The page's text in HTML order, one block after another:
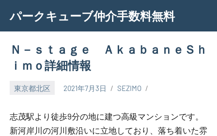
content
パークキューブ仲介手数料無料
Ｎ－ｓｔａｇｅ ＡｋａｂａｎｅＳｈ
ｉｍｏ詳細情報
東京都北区 2021年7月3日 SEZIMO
志茂駅より徒歩9分の地に建つ高級マンションです。
新河岸川の河川敷沿いに立地しており、落ち着いた雰